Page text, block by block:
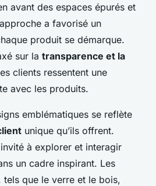
avant des espaces épurés et
a favorisé un
produit se démarque.
sur la transparence et la
clients ressentent une
avec les produits.
emblématiques se reflète
unique qu’ils offrent.
à explorer et interagir
un cadre inspirant. Les
tels que le verre et le bois,